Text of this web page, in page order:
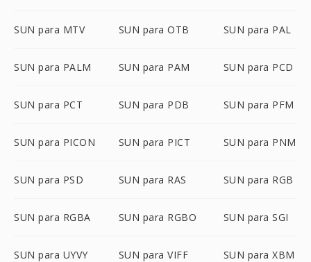
SUN para MTV SUN para OTB SUN para PAL
SUN para PALM SUN para PAM SUN para PCD
SUN para PCT SUN para PDB SUN para PFM
SUN para PICON SUN para PICT SUN para PNM
SUN para PSD SUN para RAS SUN para RGB
SUN para RGBA SUN para RGBO SUN para SGI
SUN para UYVY SUN para VIFF SUN para XBM